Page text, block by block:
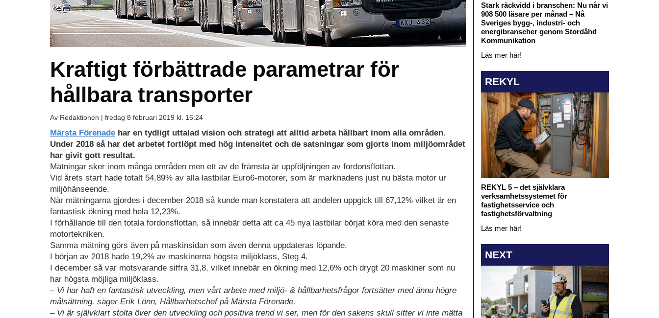
Kraftigt förbättrade parametrar för
hållbara transporter
Av Redaktionen | fredag 8 februari 2019 kl. 16:24
Märsta Förenade har en tydligt uttalad vision och strategi att alltid arbeta hållbart inom alla områden.
Under 2018 så har det arbetet fortlöpt med hög intensitet och de satsningar som gjorts inom miljöområdet
har givit gott resultat.
Mätningar sker inom många områden men ett av de främsta är uppföljningen av fordonsflottan.
Vid årets start hade totalt 54,89% av alla lastbilar Euro6-motorer, som är marknadens just nu bästa motor ur
miljöhänseende.
När mätningarna gjordes i december 2018 så kunde man konstatera att andelen uppgick till 67,12% vilket är en
fantastisk ökning med hela 12,23%.
I förhållande till den totala fordonsflottan, så innebär detta att ca 45 nya lastbilar börjat köra med den senaste
motortekniken.
Samma mätning görs även på maskinsidan som även denna uppdateras löpande.
I början av 2018 hade 19,2% av maskinerna högsta miljöklass, Steg 4.
I december så var motsvarande siffra 31,8, vilket innebär en ökning med 12,6% och drygt 20 maskiner som nu
har högsta möjliga miljöklass.
– Vi har haft en fantastisk utveckling, men vårt arbete med miljö- & hållbarhetsfrågor fortsätter med ännu högre
målsättning. säger Erik Lönn, Hållbarhetschef på Märsta Förenade.
– Vi är självklart stolta över den utveckling och positiva trend vi ser, men för den sakens skull sitter vi inte mätta
Stark räckvidd i branschen: Nu når vi
908 500 läsare per månad – Nå
Sveriges bygg-, industri- och
energibranscher genom Stordåhd
Kommunikation
Läs mer här!
REKYL
REKYL 5 – det självklara
verksamhetssystemet för
fastighetsservice och
fastighetsförvaltning
Läs mer här!
NEXT